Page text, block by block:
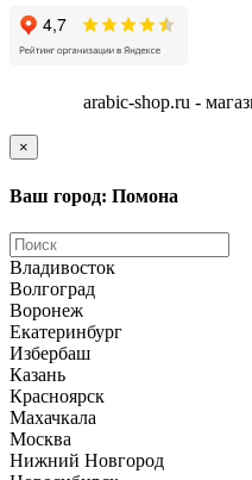
arabic-shop.ru -
×
Ваш город: Помона
Владивосток
Волгоград
Воронеж
Екатеринбург
Избербаш
Казань
Красноярск
Махачкала
Москва
Нижний Новгород